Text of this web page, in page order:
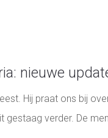
nieuwe
Hij praat ons bij
gestaag verder. De